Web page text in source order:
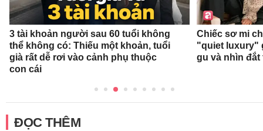
3 tài khoản người sau 60 tuổi không
thể không có: Thiếu một khoản, tuổi
già rất dễ rơi vào cảnh phụ thuộc
con cái
Chiếc sơ mi
"quiet luxury"
gu và nhìn
ĐỌC THÊM